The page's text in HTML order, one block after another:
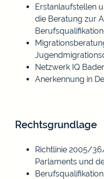
Erstanlaufstellen
die Beratung zur
Netzwerk IQ
Anerkennung in
Rechtsgrundlage
Richtlinie 2005/
Parlaments und